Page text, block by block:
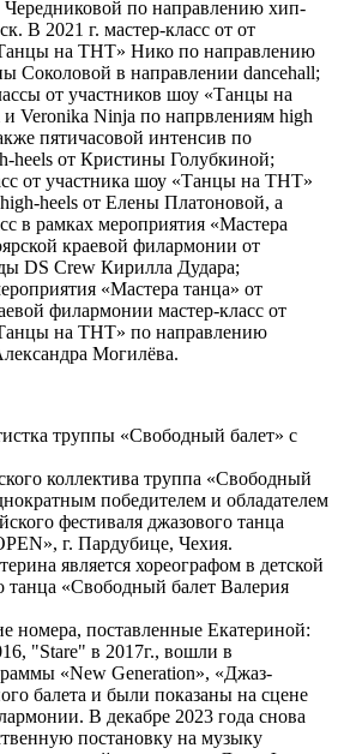
по направлению хип-
В 2021 г. мастер-класс от от
на ТНТ» Нико по направлению
Соколовой в направлении dancehall;
от участников шоу «Танцы на
Veronika Ninja по напрвлениям high
пятичасовой интенсив по
heels от Кристины Голубкиной;
от участника шоу «Танцы на ТНТ»
heels от Елены Платоновой, а
в рамках мероприятия «Мастера
краевой филармонии от
DS Crew Кирилла Дудара;
«Мастера танца» от
филармонии мастер-класс от
на ТНТ» по направлению
Могилёва.
труппы «Свободный балет» с
коллектива труппа «Свободный
победителем и обладателем
фестиваля джазового танца
г. Пардубице, Чехия.
является хореографом в детской
танца «Свободный балет Валерия
номера, поставленные Екатериной:
"Stare" в 2017г., вошли в
«New Generation», «Джаз-
балета и были показаны на сцене
В декабре 2023 года снова
постановку на музыку